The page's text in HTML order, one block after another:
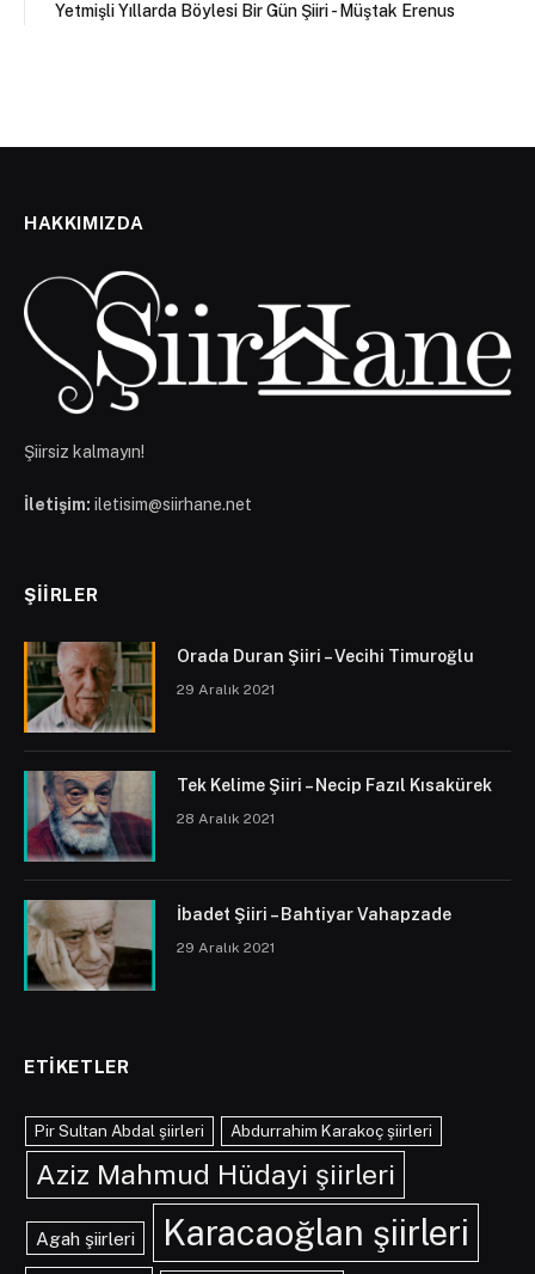
Yetmişli Yıllarda Böylesi Bir Gün Şiiri - Müştak Erenus
HAKKIMIZDA
Şiirsiz kalmayın!
İletişim: iletisim@siirhane.net
ŞIIRLER
Orada Duran Şiiri – Vecihi Timuroğlu
29 Aralık 2021
Tek Kelime Şiiri – Necip Fazıl Kısakürek
28 Aralık 2021
İbadet Şiiri – Bahtiyar Vahapzade
29 Aralık 2021
ETIKETLER
Pir Sultan Abdal şiirleri Abdurrahim Karakoç şiirleri
Aziz Mahmud Hüdayi şiirleri
Agah şiirleri Karacaoğlan şiirleri